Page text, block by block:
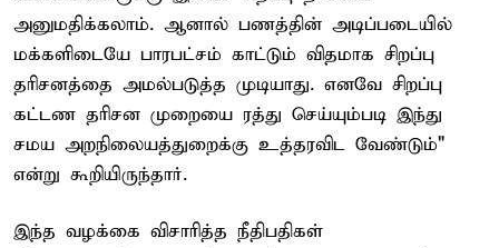
அனுமதிக்கலாம். ஆனால் பணத்தின் அடிப்படையில்
மக்களிடையே பாரபட்சம் காட்டும் விதமாக சிறப்பு
தரிசனத்தை அமல்படுத்த முடியாது. எனவே சிறப்பு
கட்டண தரிசன முறையை ரத்து செய்யும்படி இந்து
சமய அறநிலையத்துறைக்கு உத்தரவிட வேண்டும்"
என்று கூறியிருந்தார்.
இந்த வழக்கை விசாரித்த நீதிபதிகள்